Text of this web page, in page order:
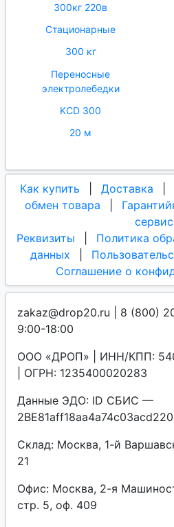
300кг 220в
Стационарные
300 кг
Переносные
электролебедки
KCD 300
20 м
Как купить Доставка
обмен товара
сервис
Реквизиты
Политика
данных
Соглашение о
zakaz@drop20.ru | 8 (800)
9:00-18:00
ООО «ДРОП» | ИНН/КПП:
| ОГРН: 1235400020283
Данные ЭДО: ID СБИС —
Склад: Москва, 1-й
21
Офис: Москва, 2-я
стр. 5, оф. 409